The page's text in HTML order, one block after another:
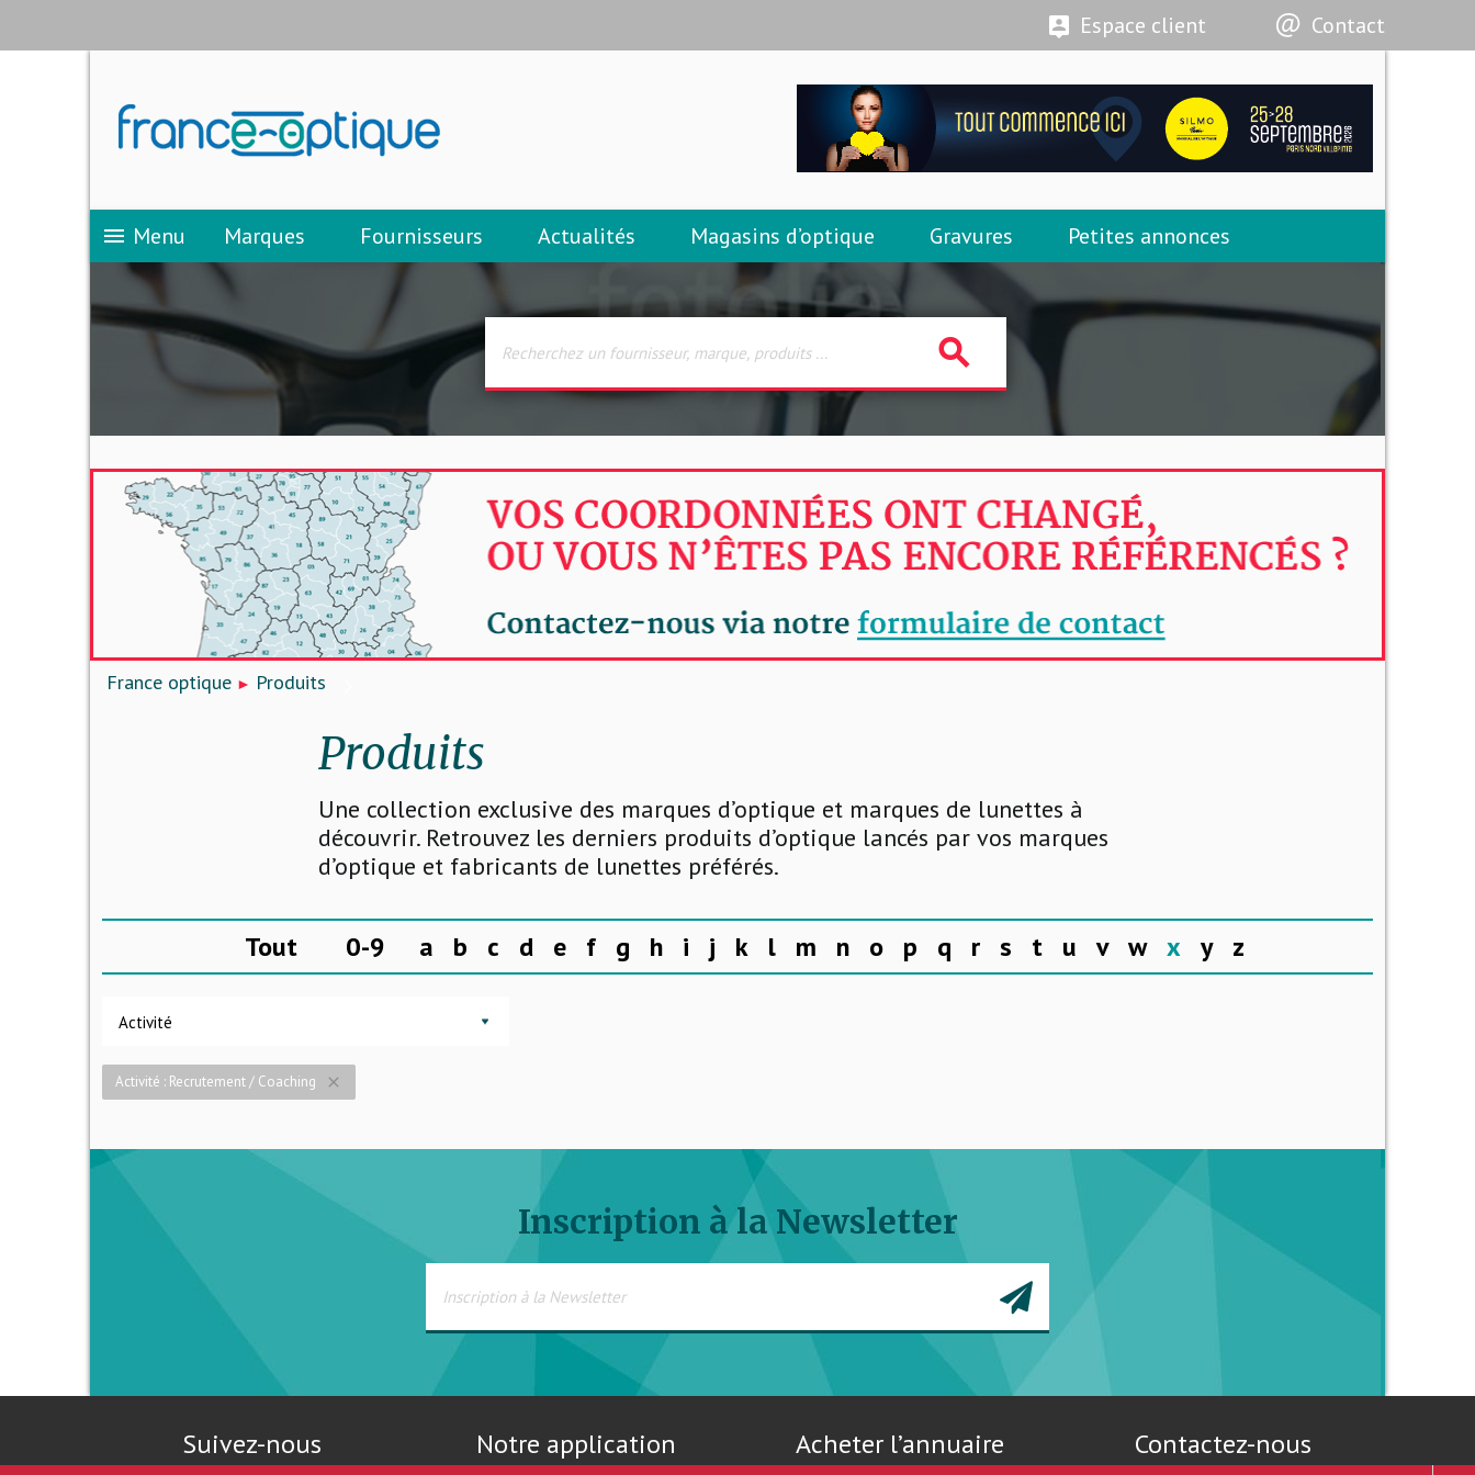
Espace client Contact
menu Menu Marques Fournisseurs Actualités Magasins d’optique Gravures Petites annonces
search
France optique Produits
Produits
Une collection exclusive des marques d’optique et marques de lunettes à
découvrir. Retrouvez les derniers produits d’optique lancés par vos marques
d’optique et fabricants de lunettes préférés.
Tout 0-9 a b c d e f g h i j k l m n o p q r s t u v w x y z
Activité
Activité : Recrutement / Coaching close
Inscription à la Newsletter
Suivez-nous Notre application Acheter l’annuaire Contactez-nous